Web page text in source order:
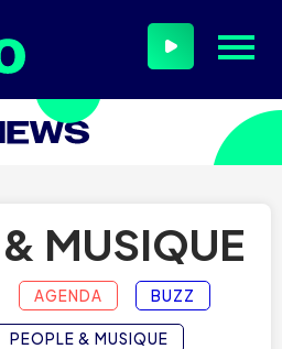
MUSIQUE
AGENDA BUZZ
PEOPLE & MUSIQUE